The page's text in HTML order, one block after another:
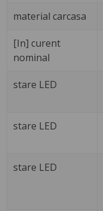
material carcasa
[In] curent
nominal
stare LED
stare LED
stare LED